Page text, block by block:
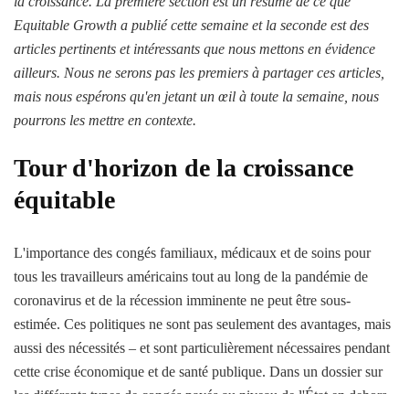
Equitable Growth a publié cette semaine et la seconde est des
articles pertinents et intéressants que nous mettons en évidence
ailleurs. Nous ne serons pas les premiers à partager ces articles,
mais nous espérons qu'en jetant un œil à toute la semaine, nous
pourrons les mettre en contexte.
Tour d'horizon de la croissance
équitable
L'importance des congés familiaux, médicaux et de soins pour
tous les travailleurs américains tout au long de la pandémie de
coronavirus et de la récession imminente ne peut être sous-
estimée. Ces politiques ne sont pas seulement des avantages, mais
aussi des nécessités – et sont particulièrement nécessaires pendant
cette crise économique et de santé publique. Dans un dossier sur